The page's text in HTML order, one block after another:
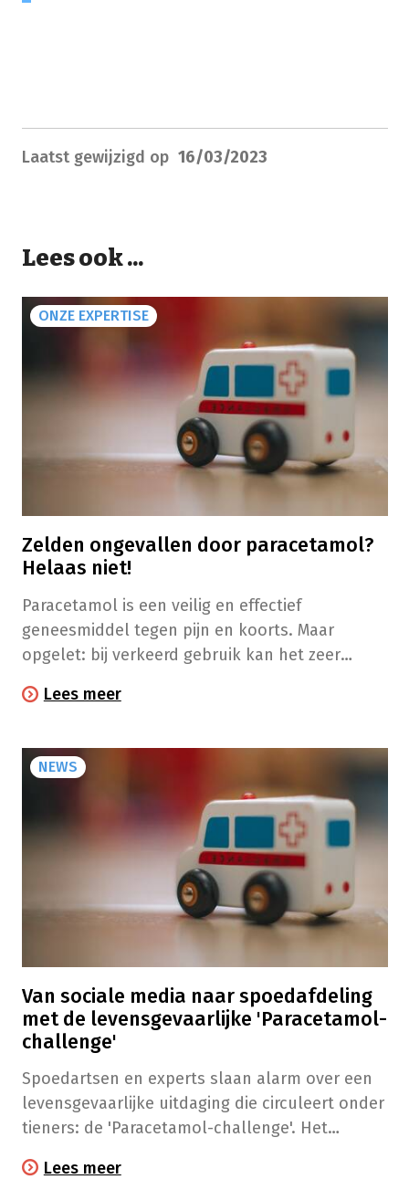
Laatst gewijzigd op 16/03/2023
Lees ook ...
ONZE EXPERTISE
Zelden ongevallen door paracetamol?
Helaas niet!
Paracetamol is een veilig en effectief
geneesmiddel tegen pijn en koorts. Maar
opgelet: bij verkeerd gebruik kan het zeer
Lees meer
NEWS
Van sociale media naar spoedafdeling
met de levensgevaarlijke 'Paracetamol-
challenge'
Spoedartsen en experts slaan alarm over een
levensgevaarlijke uitdaging die circuleert onder
tieners: de 'Paracetamol-challenge'. Het
bezorgdheid hoe jongeren elkaar aanmoedigen
Lees meer